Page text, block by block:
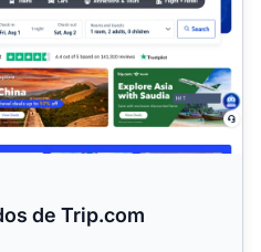
de Trip.com